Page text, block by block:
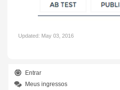
Updated: May 03, 2016
Entrar
Meus ingressos